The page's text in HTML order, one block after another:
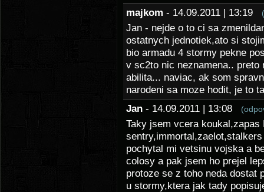
majkom - 14.09.2011 | 13:19
Jan - nejde o to ci sa
ostatnych jednotiek,ato si
bio armadu 4 stormy pekne
v sc2to nic neznamena.. preto
abilita... naviac, ak som
narodeni sa moze hodit, je to
Jan - 14.09.2011 | 13:08
Taky jsem vcera
pochytal mi vetsinu vojska a
colosy a pak jsem ho prejel
protoze se z toho neda dostat
u stormy,ktera jak tady